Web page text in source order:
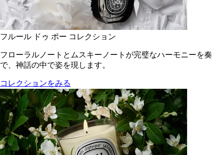
フルール ドゥ ポー コレクション
フローラルノートとムスキーノートが完璧なハーモニーを奏
で、神話の中で姿を現します。
コレクションをみる